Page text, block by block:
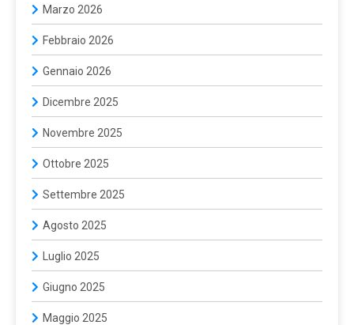
Marzo 2026
Febbraio 2026
Gennaio 2026
Dicembre 2025
Novembre 2025
Ottobre 2025
Settembre 2025
Agosto 2025
Luglio 2025
Giugno 2025
Maggio 2025